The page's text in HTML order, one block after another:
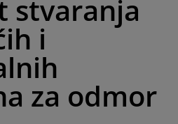
odlaganje
stvaranja
i
za odmor